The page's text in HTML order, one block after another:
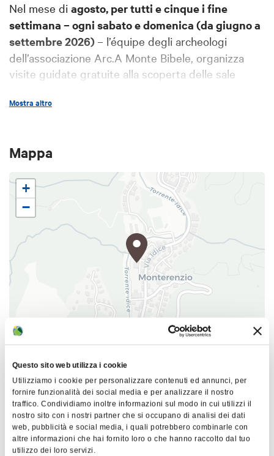
Questo sito web utilizza i cookie
Utilizziamo i cookie per personalizzare contenuti ed annunci, per
fornire funzionalità dei social media e per analizzare il nostro
traffico. Condividiamo inoltre informazioni sul modo in cui utilizzi il
nostro sito con i nostri partner che si occupano di analisi dei dati
web, pubblicità e social media, i quali potrebbero combinarle con
altre informazioni che hai fornito loro o che hanno raccolto dal tuo
utilizzo dei loro servizi.
Nel mese di agosto, per tutti e cinque i fine
settimana – ogni sabato e domenica (da giugno a
settembre 2026)– l’équipe degli archeologi
dell’associazione Arc.A Monte Bibele, organizza
visite guidate gratuite alla scoperta delle sale
Monterenzio e all’area archeologico-naturalistica di
resti di un abitato etrusco-celtico.
Le visite guidate devono essere prenotate
contattando il museo di Monterenzio.
Mostra altro
Mappa
+
−
Archeologia e ambiente: agosto con gli archeologi di Monte
Bibele
Via del Museo 2
40050 Monterenzio
COME ARRIVARE